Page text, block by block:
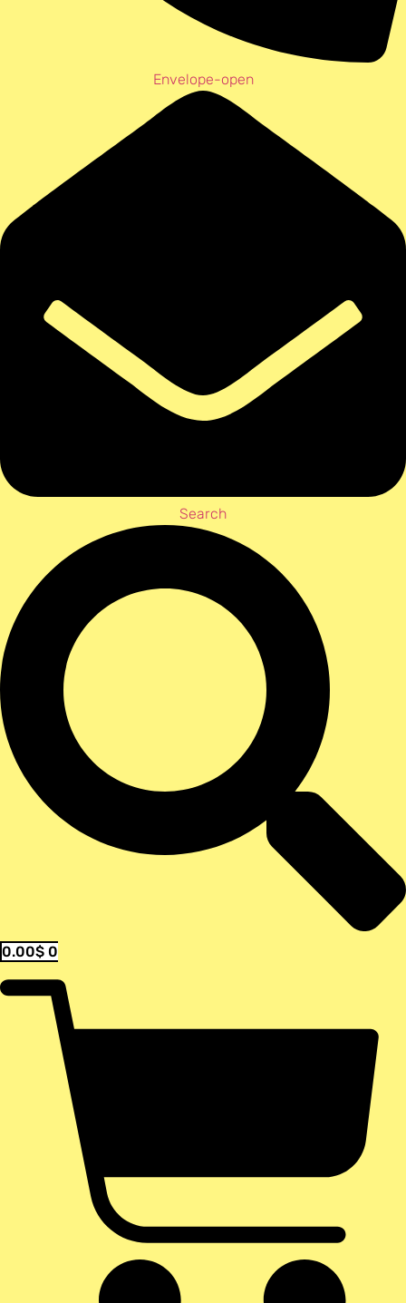
Envelope-open
Search
0.00$ 0